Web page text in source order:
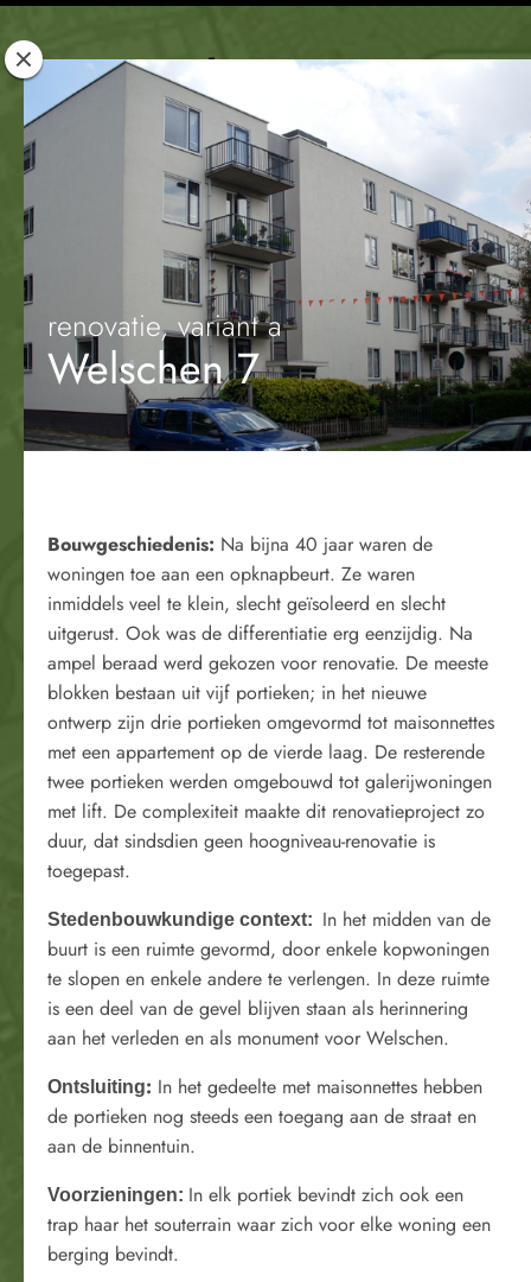
Rotterdam
Woont
renovatie, variant a
Welschen 7
Bouwgeschiedenis: Na bijna 40 jaar waren de
woningen toe aan een opknapbeurt. Ze waren
inmiddels veel te klein, slecht geïsoleerd en slecht
uitgerust. Ook was de differentiatie erg eenzijdig. Na
ampel beraad werd gekozen voor renovatie. De meeste
blokken bestaan uit vijf portieken; in het nieuwe
ontwerp zijn drie portieken omgevormd tot maisonnettes
met een appartement op de vierde laag. De resterende
twee portieken werden omgebouwd tot galerijwoningen
met lift. De complexiteit maakte dit renovatieproject zo
duur, dat sindsdien geen hoogniveau-renovatie is
toegepast.
Stedenbouwkundige context: In het midden van de
buurt is een ruimte gevormd, door enkele kopwoningen
te slopen en enkele andere te verlengen. In deze ruimte
is een deel van de gevel blijven staan als herinnering
aan het verleden en als monument voor Welschen.
Ontsluiting: In het gedeelte met maisonnettes hebben
de portieken nog steeds een toegang aan de straat en
aan de binnentuin.
Voorzieningen: In elk portiek bevindt zich ook een
trap haar het souterrain waar zich voor elke woning een
berging bevindt.